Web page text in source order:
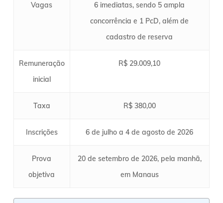
Vagas
6 imediatas, sendo 5 ampla
concorrência e 1 PcD, além de
cadastro de reserva
Remuneração
inicial
R$ 29.009,10
Taxa R$ 380,00
Inscrições 6 de julho a 4 de agosto de 2026
Prova
objetiva
20 de setembro de 2026, pela manhã,
em Manaus